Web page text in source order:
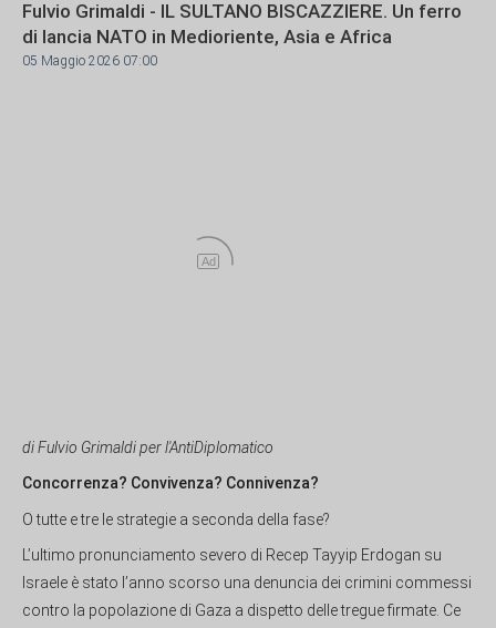
Fulvio Grimaldi - IL SULTANO BISCAZZIERE. Un ferro
di lancia NATO in Medioriente, Asia e Africa
05 Maggio 2026 07:00
Ad
di Fulvio Grimaldi per l'AntiDiplomatico
Concorrenza? Convivenza? Connivenza?
O tutte e tre le strategie a seconda della fase?
L’ultimo pronunciamento severo di Recep Tayyip Erdogan su
Israele è stato l’anno scorso una denuncia dei crimini commessi
contro la popolazione di Gaza a dispetto delle tregue firmate. Ce